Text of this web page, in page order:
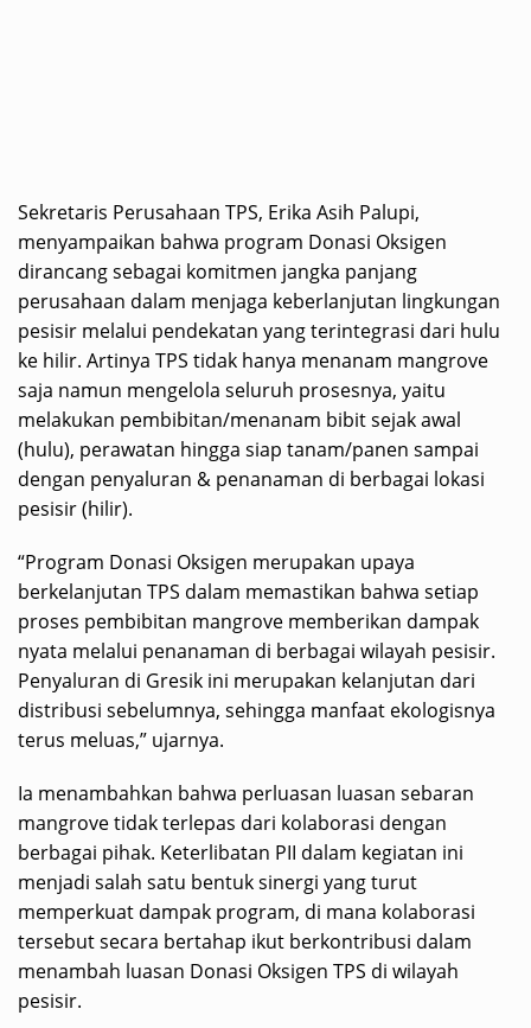
Sekretaris Perusahaan TPS, Erika Asih Palupi,
menyampaikan bahwa program Donasi Oksigen
dirancang sebagai komitmen jangka panjang
perusahaan dalam menjaga keberlanjutan lingkungan
pesisir melalui pendekatan yang terintegrasi dari hulu
ke hilir. Artinya TPS tidak hanya menanam mangrove
saja namun mengelola seluruh prosesnya, yaitu
melakukan pembibitan/menanam bibit sejak awal
(hulu), perawatan hingga siap tanam/panen sampai
dengan penyaluran & penanaman di berbagai lokasi
pesisir (hilir).
“Program Donasi Oksigen merupakan upaya
berkelanjutan TPS dalam memastikan bahwa setiap
proses pembibitan mangrove memberikan dampak
nyata melalui penanaman di berbagai wilayah pesisir.
Penyaluran di Gresik ini merupakan kelanjutan dari
distribusi sebelumnya, sehingga manfaat ekologisnya
terus meluas,” ujarnya.
Ia menambahkan bahwa perluasan luasan sebaran
mangrove tidak terlepas dari kolaborasi dengan
berbagai pihak. Keterlibatan PII dalam kegiatan ini
menjadi salah satu bentuk sinergi yang turut
memperkuat dampak program, di mana kolaborasi
tersebut secara bertahap ikut berkontribusi dalam
menambah luasan Donasi Oksigen TPS di wilayah
pesisir.